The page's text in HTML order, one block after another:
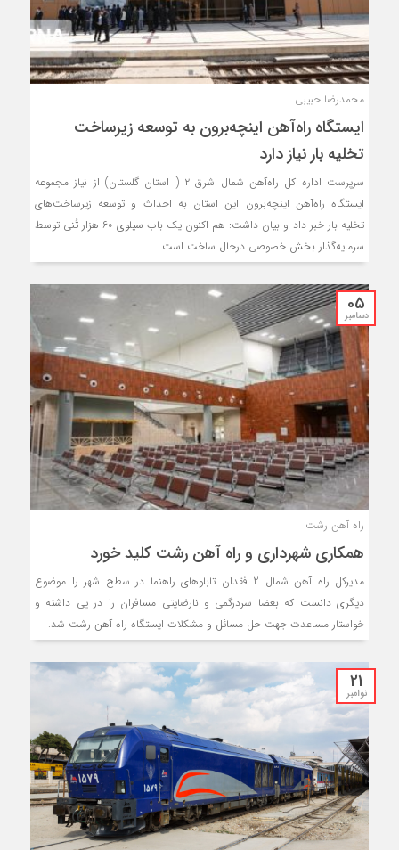
محمدرضا حبیبی
ایستگاه راه‌آهن اینچه‌برون به توسعه زیرساخت‌
تخلیه بار نیاز دارد
سرپرست اداره کل راه‌آهن شمال شرق ۲ ( استان گلستان) از نیاز مجموعه
ایستگاه راه‌آهن اینچه‌برون این استان به احداث و توسعه زیرساخت‌های
تخلیه بار خبر داد و بیان داشت: هم اکنون یک باب سیلوی ۶۰ هزار تُنی توسط
سرمایه‌گذار بخش خصوصی درحال ساخت است.
05
دسامبر
راه‌ آهن رشت
همکاری شهرداری و راه‌ آهن رشت کلید خورد
مدیرکل راه آهن شمال 2 فقدان تابلوهای راهنما در سطح شهر را موضوع
دیگری دانست که بعضا سردرگمی و نارضایتی مسافران را در پی داشته و
خواستار مساعدت جهت حل مسائل و مشکلات ایستگاه راه آهن رشت شد.
21
نوامبر